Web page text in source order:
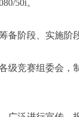
50i。
备阶段、实施阶
级竞赛组委会